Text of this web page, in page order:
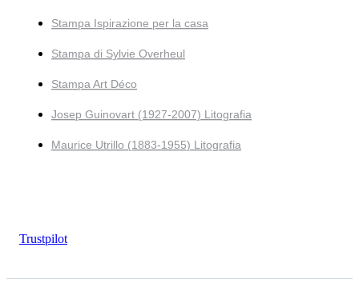
Stampa Ispirazione per la casa
Stampa di Sylvie Overheul
Stampa Art Déco
Josep Guinovart (1927-2007) Litografia
Maurice Utrillo (1883-1955) Litografia
Trustpilot